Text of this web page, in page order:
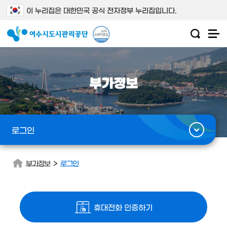
이 누리집은 대한민국 공식 전자정부 누리집입니다.
부가정보
로그인
부가정보 > 로그인
휴대전화 인증하기